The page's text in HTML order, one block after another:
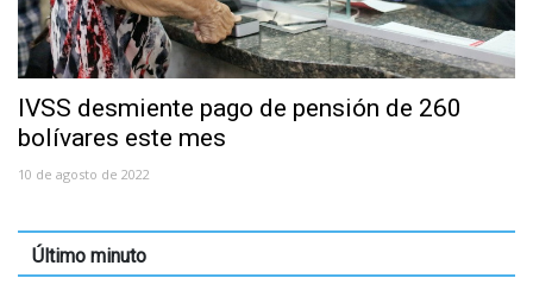
IVSS desmiente pago de pensión de 260
bolívares este mes
10 de agosto de 2022
Último minuto